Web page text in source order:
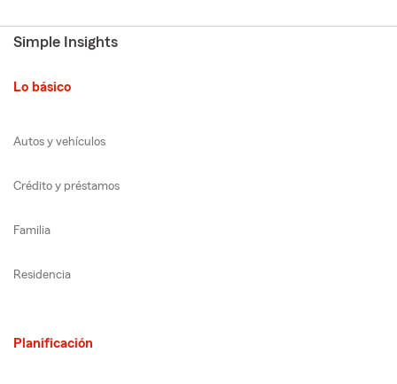
Simple Insights
Lo básico
Autos y vehículos
Crédito y préstamos
Familia
Residencia
Planificación